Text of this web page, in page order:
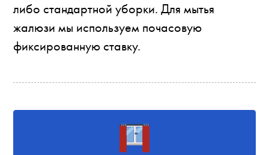
либо стандартной уборки. Для мытья
жалюзи мы используем почасовую
фиксированную ставку.